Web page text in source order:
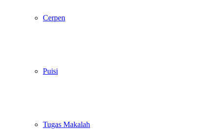
Cerpen
Puisi
Tugas Makalah